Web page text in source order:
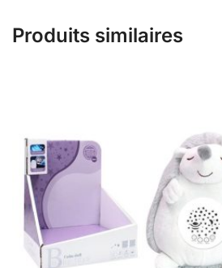
Produits similaires